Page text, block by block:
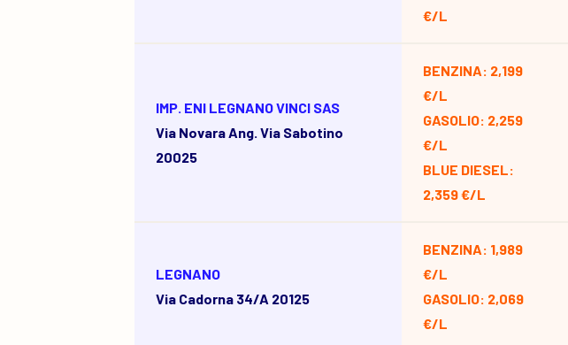
€/L
IMP. ENI LEGNANO VINCI SAS
Via Novara Ang. Via Sabotino
20025
BENZINA: 2,199
€/L
GASOLIO: 2,259
€/L
BLUE DIESEL:
2,359 €/L
LEGNANO
Via Cadorna 34/a 20125
BENZINA: 1,989
€/L
GASOLIO: 2,069
€/L